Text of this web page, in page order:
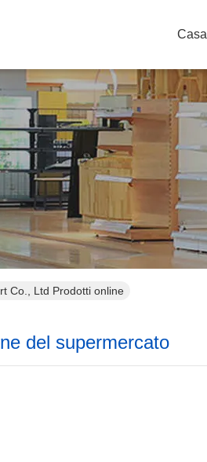
Casa
Co., Ltd Prodotti online
del supermercato